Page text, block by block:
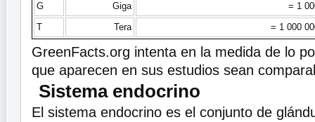
G
Giga
= 1
T
Tera = 1 000
GreenFacts.org intenta en la medida de lo
que aparecen en sus estudios sean
Sistema endocrino
El sistema endocrino es el conjunto de